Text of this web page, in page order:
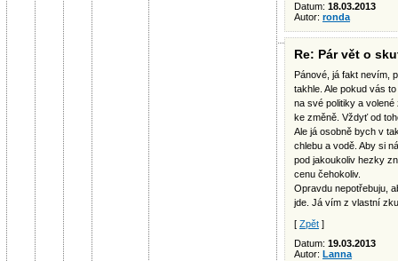
Datum: 18.03.2013
Autor: ronda
Re: Pár vět o
Pánové, já fakt nevím,
takhle. Ale pokud vás
na své politiky a
ke změně. Vždyť od
Ale já osobně bych v
chlebu a vodě. Aby si
pod jakoukoliv hezky
cenu čehokoliv.
Opravdu nepotřebuju,
jde. Já vím z vlastní
[ Zpět ]
Datum: 19.03.2013
Autor: Lanna